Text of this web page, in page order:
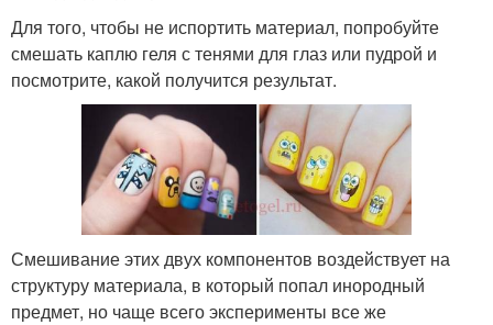
Для того, чтобы не испортить материал, попробуйте
смешать каплю геля с тенями для глаз или пудрой и
посмотрите, какой получится результат.
Смешивание этих двух компонентов воздействует на
структуру материала, в который попал инородный
предмет, но чаще всего эксперименты все же